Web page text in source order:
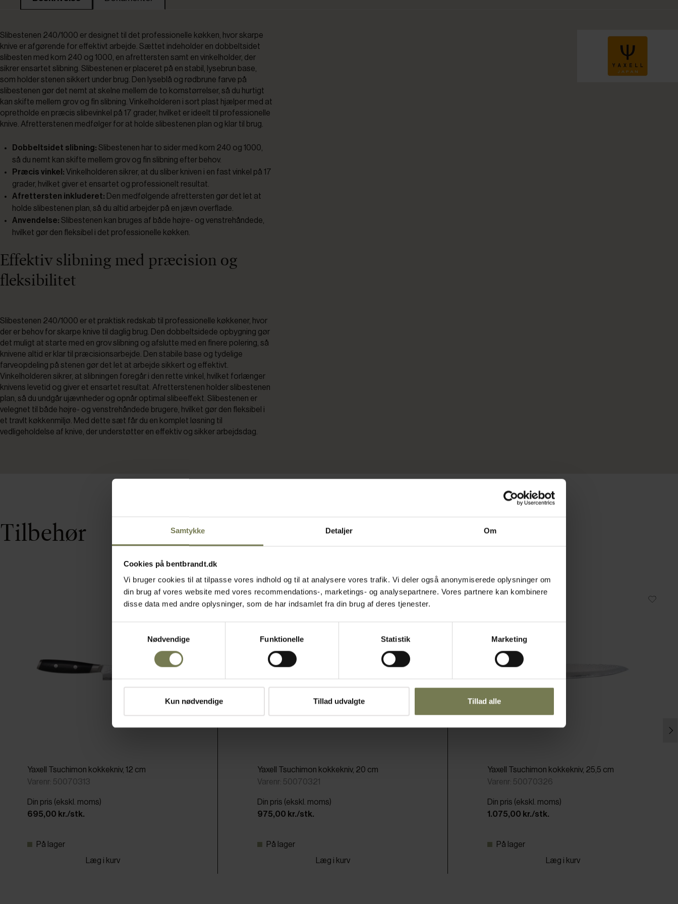
Samtykke Detaljer Om
Cookies på bentbrandt.dk
Vi bruger cookies til at tilpasse vores indhold og til at analysere vores trafik. Vi deler også anonymiserede oplysninger om
din brug af vores website med vores recommendations-, marketings- og analysepartnere. Vores partnere kan kombinere
disse data med andre oplysninger, som de har indsamlet fra din brug af deres tjenester.
Nødvendige
Funktionelle Statistik Marketing
Kun nødvendige Tillad udvalgte Tillad alle
Slibestenen 240/1000 er designet til det professionelle køkken, hvor skarpe
knive er afgørende for effektivt arbejde. Sættet indeholder en dobbeltsidet
slibesten med korn 240 og 1000, en afrettersten samt en vinkelholder, der
sikrer ensartet slibning. Slibestenen er placeret på en stabil, lysebrun base,
som holder stenen sikkert under brug. Den lyseblå og rødbrune farve på
slibestenen gør det nemt at skelne mellem de to kornstørrelser, så du hurtigt
kan skifte mellem grov og fin slibning. Vinkelholderen i sort plast hjælper med at
opretholde en præcis slibevinkel på 17 grader, hvilket er ideelt til professionelle
knive. Afretterstenen medfølger for at holde slibestenen plan og klar til brug.
Dobbeltsidet slibning: Slibestenen har to sider med korn 240 og 1000,
så du nemt kan skifte mellem grov og fin slibning efter behov.
Præcis vinkel: Vinkelholderen sikrer, at du sliber kniven i en fast vinkel på 17
grader, hvilket giver et ensartet og professionelt resultat.
Afrettersten inkluderet: Den medfølgende afrettersten gør det let at
holde slibestenen plan, så du altid arbejder på en jævn overflade.
Anvendelse: Slibestenen kan bruges af både højre- og venstrehåndede,
hvilket gør den fleksibel i det professionelle køkken.
Effektiv slibning med præcision og
fleksibilitet
Slibestenen 240/1000 er et praktisk redskab til professionelle køkkener, hvor
der er behov for skarpe knive til daglig brug. Den dobbeltsidede opbygning gør
det muligt at starte med en grov slibning og afslutte med en finere polering, så
knivene altid er klar til præcisionsarbejde. Den stabile base og tydelige
farveopdeling på stenen gør det let at arbejde sikkert og effektivt.
Vinkelholderen sikrer, at slibningen foregår i den rette vinkel, hvilket forlænger
knivens levetid og giver et ensartet resultat. Afretterstenen holder slibestenen
plan, så du undgår ujævnheder og opnår optimal slibeeffekt. Slibestenen er
velegnet til både højre- og venstrehåndede brugere, hvilket gør den fleksibel i
et travlt køkkenmiljø. Med dette sæt får du en komplet løsning til
vedligeholdelse af knive, der understøtter en effektiv og sikker arbejdsdag.
Tilbehør
Yaxell Tsuchimon kokkekniv, 12 cm
Varenr: 50070313
Din pris (ekskl. moms)
695,00 kr./stk.
På lager
Læg i kurv
Yaxell Tsuchimon kokkekniv, 20 cm
Varenr: 50070321
Din pris (ekskl. moms)
975,00 kr./stk.
På lager
Læg i kurv
Yaxell Tsuchimon kokkekniv, 25,5 cm
Varenr: 50070326
Din pris (ekskl. moms)
1.075,00 kr./stk.
På lager
Læg i kurv